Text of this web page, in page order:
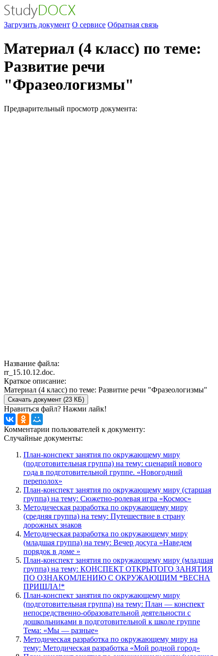
Загрузить документ О сервисе Обратная связь
Материал (4 класс) по теме:
Развитие речи
"Фразеологизмы"
Предварительный просмотр документа:
Название файла:
rr_15.10.12.doc.
Краткое описание:
Материал (4 класс) по теме: Развитие речи "Фразеологизмы"
Скачать документ (23 КБ)
Нравиться файл? Нажми лайк!
Комментарии пользователей к документу:
Случайные документы:
План-конспект занятия по окружающему миру
(подготовительная группа) на тему: сценарий нового
года в подготовительной группе. «Новогодний
переполох»
План-конспект занятия по окружающему миру (старшая
группа) на тему: Сюжетно-ролевая игра «Космос»
Методическая разработка по окружающему миру
(средняя группа) на тему: Путешествие в страну
дорожных знаков
Методическая разработка по окружающему миру
(младшая группа) на тему: Вечер досуга «Наведем
порядок в доме »
План-конспект занятия по окружающему миру (младшая
группа) на тему: КОНСПЕКТ ОТКРЫТОГО ЗАНЯТИЯ
ПО ОЗНАКОМЛЕНИЮ С ОКРУЖАЮЩИМ *ВЕСНА
ПРИШЛА!*
План-конспект занятия по окружающему миру
(подготовительная группа) на тему: План — конспект
непосредственно-образовательной деятельности с
дошкольниками в подготовительной к школе группе
Тема: «Мы — разные»
Методическая разработка по окружающему миру на
тему: Методическая разработка «Мой родной город»